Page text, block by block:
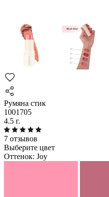
Румяна стик
1001705
4.5 г.
7 отзывов
Выберите цвет
Оттенок: Joy